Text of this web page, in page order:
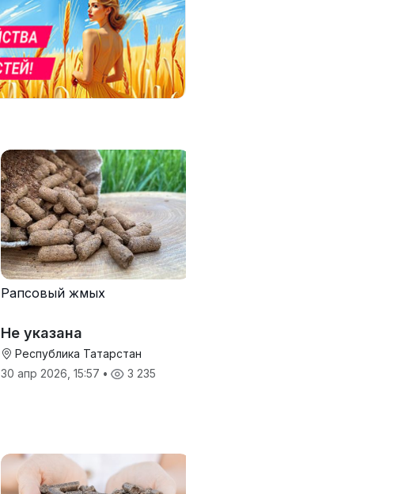
Рапсовый жмых
Не указана
Республика Татарстан
30 апр 2026, 15:57 • 3 235